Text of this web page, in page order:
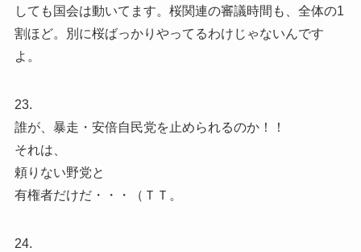
しても国会は動いてます。桜関連の審議時間も、全体の1
割ほど。別に桜ばっかりやってるわけじゃないんです
よ。
23.
誰が、暴走・安倍自民党を止められるのか！！
それは、
頼りない野党と
有権者だけだ・・・（ＴＴ。
24.